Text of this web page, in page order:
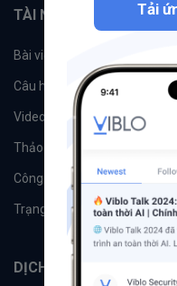
TÀI NGUYÊN
Bài viết
Câu hỏi
Videos
Thảo luận
Công cụ
Trạng thái hệ thống
DỊCH VỤ
Tải